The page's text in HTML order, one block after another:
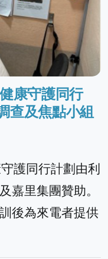
康守護同行
查及焦點小組
護同行計劃由利
嘉里集團贊助。
後為來電者提供